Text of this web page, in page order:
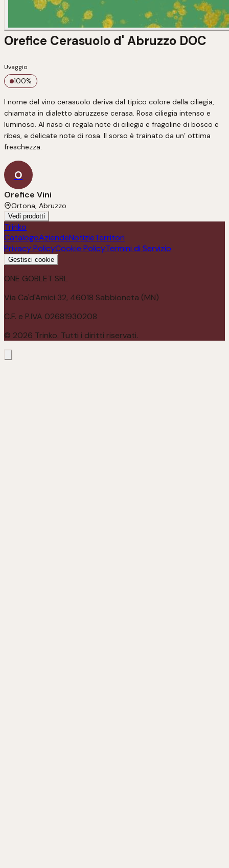
Orefice Cerasuolo d' Abruzzo DOC
Uvaggio
100%
l nome del vino cerasuolo deriva dal tipico colore della ciliegia,
chiamata in dialetto abruzzese cerasa. Rosa ciliegia intenso e
luminoso. Al naso ci regala note di ciliegia e fragoline di bosco e
ribes, e delicate note di rosa. Il sorso è trainato da un’ ottima
freschezza.
O
Orefice Vini
Ortona, Abruzzo
Vedi prodotti
Trinko
CatalogoAziendeNotizieTerritori
Privacy PolicyCookie PolicyTermini di Servizio
Gestisci cookie
ONE GOBLET SRL
Via Ca'd'Amici 32, 46018 Sabbioneta (MN)
C.F. e P.IVA 02681930208
© 2026 Trinko. Tutti i diritti riservati.